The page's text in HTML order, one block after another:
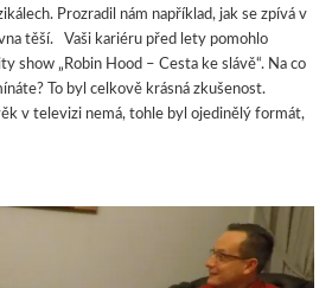
Prozradil nám například, jak se zpívá v
těší. Vaši kariéru před lety pomohlo
show „Robin Hood – Cesta ke slávě“. Na co
To byl celkově krásná zkušenost.
v televizi nemá, tohle byl ojedinělý formát,